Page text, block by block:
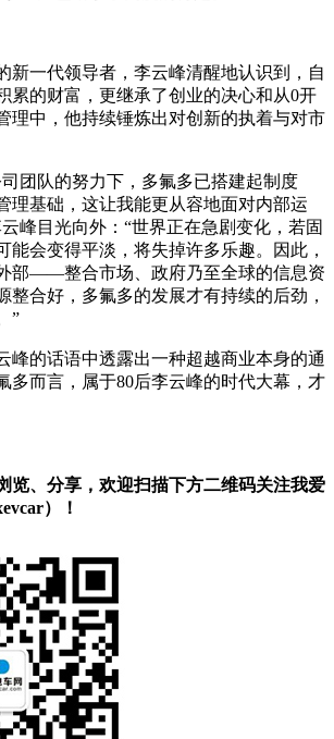
新一代领导者，李云峰清醒地认识到，自
累的财富，更继承了创业的决心和从0开
理中，他持续锤炼出对创新的执着与对市
团队的努力下，多氟多已搭建起制度
理基础，这让我能更从容地面对内部运
峰目光向外：“世界正在急剧变化，若固
能会变得平淡，将失掉许多乐趣。因此，
部——整合市场、政府乃至全球的信息资
整合好，多氟多的发展才有持续的后劲，
”
峰的话语中透露出一种超越商业本身的通
多而言，属于80后李云峰的时代大幕，才
览、分享，欢迎扫描下方二维码关注我爱
）！